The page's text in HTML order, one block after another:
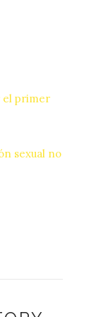
el primer
sexual no